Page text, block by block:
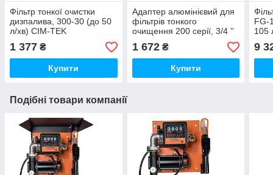
Фільтр тонкої очистки
дизпалива, 300-30 (до 50
л/хв) CIM-TEK
1 377 ₴
Купити
Адаптер алюмінієвий для
фільтрів тонкого
очищення 200 серії, 3/4 ''
BSP, CIM-TEK
1 672₴
Купити
FG-
105
9
Подібні товари компанії